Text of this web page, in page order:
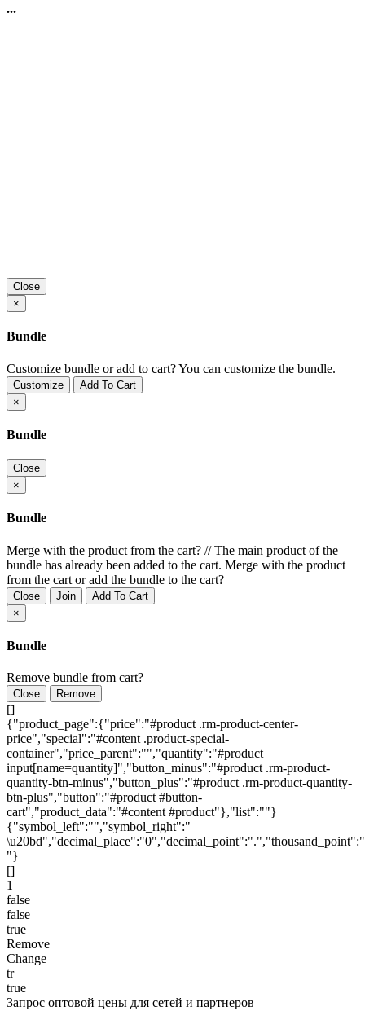
...
Close
×
Bundle
Customize bundle or add to cart?You can customize the bundle.
Customize
Add To Cart
×
Bundle
Close
×
Bundle
Merge with the product from the cart? //The main product of the
bundle has already been added to the cart. Merge with the product
from the cart or add the bundle to the cart?
Close Join
Add To Cart
×
Bundle
Remove bundle from cart?
Close Remove
[]
{"product_page":{"price":"#product .rm-product-center-
price","special":"#content .product-special-
container","price_parent":"","quantity":"#product
input[name=quantity]","button_minus":"#product .rm-product-
quantity-btn-minus","button_plus":"#product .rm-product-quantity-
btn-plus","button":"#product #button-
cart","product_data":"#content #product"},"list":""}
{"symbol_left":"","symbol_right":"
\u20bd","decimal_place":"0","decimal_point":".","thousand_point":"
"}
[]
1
false
false
true
Remove
Change
tr
true
Запрос оптовой цены для сетей и партнеров